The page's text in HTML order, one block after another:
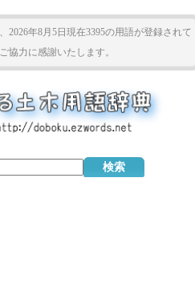
2026年8月5日現在3395の用語が登録されて
協力に感謝いたします。